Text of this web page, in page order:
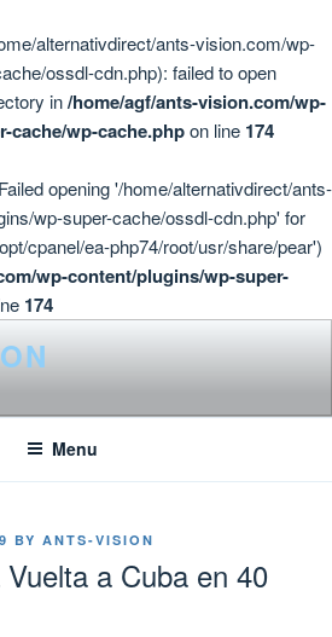
alternativdirect/ants-vision.com/wp-
ossdl-cdn.php): failed to open
in/home/agf/ants-vision.com/wp-
cache/wp-cache.phpon line 174
opening '/home/alternativdirect/ants-
wp-super-cache/ossdl-cdn.php' for
cpanel/ea-php74/root/usr/share/pear')
wp-content/plugins/wp-super-
174
Menu
BY ANTS-VISION
a Cuba en 40